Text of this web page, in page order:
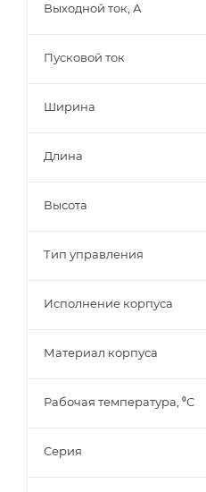
Выходной ток, А
Пусковой ток
Ширина
Длина
Высота
Тип управления
Исполнение корпуса
Материал корпуса
Рабочая температура, ⁰С
Серия